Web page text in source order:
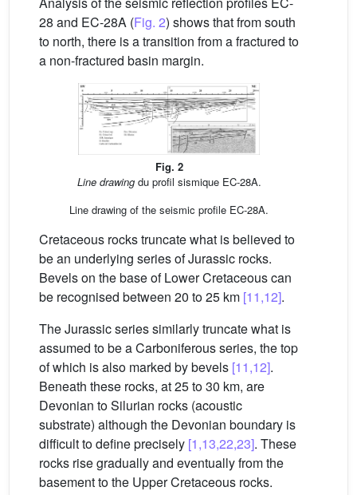
28 and EC-28A (Fig. 2) shows that from south
to north, there is a transition from a fractured to
a non-fractured basin margin.
Fig. 2
Line drawingdu profil sismique EC-28A.
Line drawing of the seismic profile EC-28A.
Cretaceous rocks truncate what is believed to
be an underlying series of Jurassic rocks.
Bevels on the base of Lower Cretaceous can
be recognised between 20 to 25 km [11,12].
The Jurassic series similarly truncate what is
assumed to be a Carboniferous series, the top
of which is also marked by bevels [11,12].
Beneath these rocks, at 25 to 30 km, are
Devonian to Silurian rocks (acoustic
substrate) although the Devonian boundary is
difficult to define precisely [1,13,22,23]. These
rocks rise gradually and eventually from the
basement to the Upper Cretaceous rocks.